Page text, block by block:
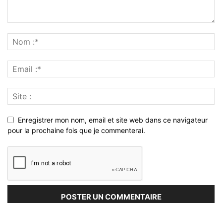
Enregistrer mon nom, email et site web dans ce navigateur
pour la prochaine fois que je commenterai.